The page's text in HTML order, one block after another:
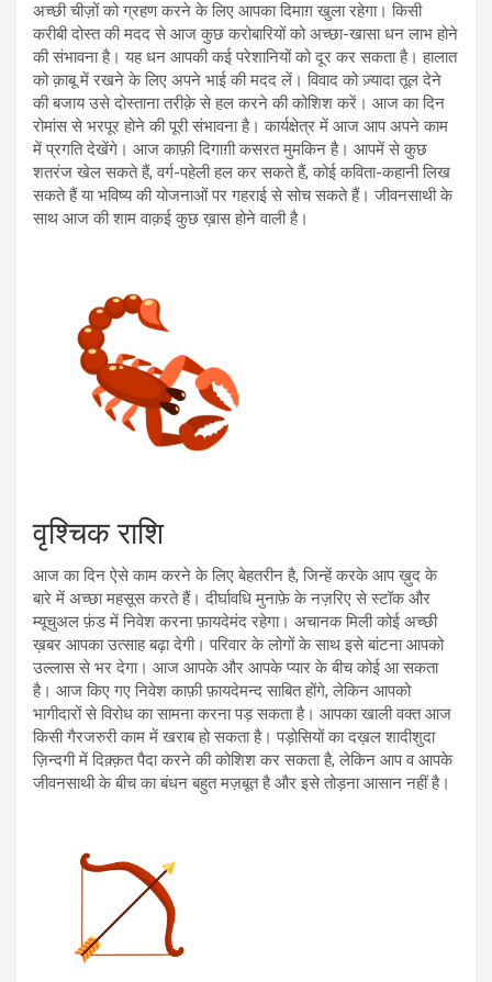
अच्छी चीज़ों को ग्रहण करने के लिए आपका दिमाग़ खुला रहेगा। किसी
करीबी दोस्त की मदद से आज कुछ करोबारियों को अच्छा-खासा धन लाभ होने
की संभावना है। यह धन आपकी कई परेशानियों को दूर कर सकता है। हालात
को क़ाबू में रखने के लिए अपने भाई की मदद लें। विवाद को ज़्यादा तूल देने
की बजाय उसे दोस्ताना तरीक़े से हल करने की कोशिश करें। आज का दिन
रोमांस से भरपूर होने की पूरी संभावना है। कार्यक्षेत्र में आज आप अपने काम
में प्रगति देखेंगे। आज काफ़ी दिगाग़ी कसरत मुमकिन है। आपमें से कुछ
शतरंज खेल सकते हैं, वर्ग-पहेली हल कर सकते हैं, कोई कविता-कहानी लिख
सकते हैं या भविष्य की योजनाओं पर गहराई से सोच सकते हैं। जीवनसाथी के
साथ आज की शाम वाक़ई कुछ ख़ास होने वाली है।
वृश्चिक राशि
आज का दिन ऐसे काम करने के लिए बेहतरीन है, जिन्हें करके आप ख़ुद के
बारे में अच्छा महसूस करते हैं। दीर्घावधि मुनाफ़े के नज़रिए से स्टॉक और
म्यूचुअल फ़ंड में निवेश करना फ़ायदेमंद रहेगा। अचानक मिली कोई अच्छी
ख़बर आपका उत्साह बढ़ा देगी। परिवार के लोगों के साथ इसे बांटना आपको
उल्लास से भर देगा। आज आपके और आपके प्यार के बीच कोई आ सकता
है। आज किए गए निवेश काफ़ी फ़ायदेमन्द साबित होंगे, लेकिन आपको
भागीदारों से विरोध का सामना करना पड़ सकता है। आपका खाली वक्त आज
किसी गैरजरुरी काम में खराब हो सकता है। पड़ोसियों का दख़ल शादीशुदा
ज़िन्दगी में दिक़्क़त पैदा करने की कोशिश कर सकता है, लेकिन आप व आपके
जीवनसाथी के बीच का बंधन बहुत मज़बूत है और इसे तोड़ना आसान नहीं है।